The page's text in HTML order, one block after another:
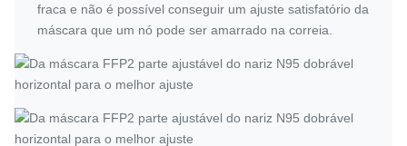
fraca e não é possível conseguir um ajuste satisfatório da
máscara que um nó pode ser amarrado na correia.